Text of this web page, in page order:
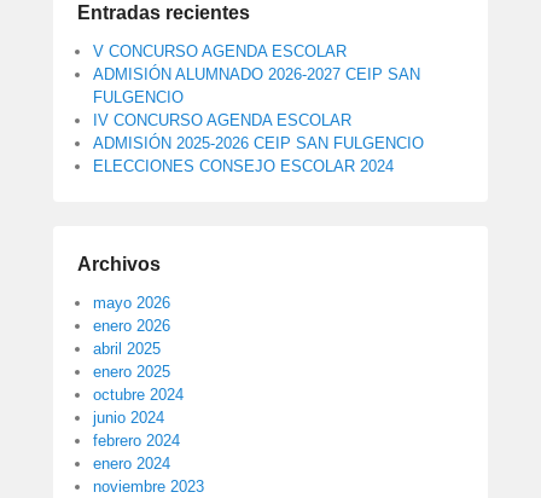
Entradas recientes
V CONCURSO AGENDA ESCOLAR
ADMISIÓN ALUMNADO 2026-2027 CEIP SAN
FULGENCIO
IV CONCURSO AGENDA ESCOLAR
ADMISIÓN 2025-2026 CEIP SAN FULGENCIO
ELECCIONES CONSEJO ESCOLAR 2024
Archivos
mayo 2026
enero 2026
abril 2025
enero 2025
octubre 2024
junio 2024
febrero 2024
enero 2024
noviembre 2023